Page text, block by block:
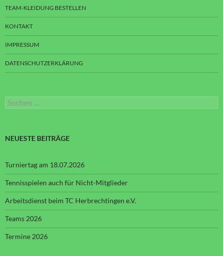
TEAM-KLEIDUNG BESTELLEN
KONTAKT
IMPRESSUM
DATENSCHUTZERKLÄRUNG
Suchen
nach:
NEUESTE BEITRÄGE
Turniertag am 18.07.2026
Tennisspielen auch für Nicht-Mitglieder
Arbeitsdienst beim TC Herbrechtingen e.V.
Teams 2026
Termine 2026